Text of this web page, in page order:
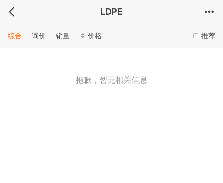
LDPE
推荐
综合 询价 销量 价格
抱歉，暂无相关信息